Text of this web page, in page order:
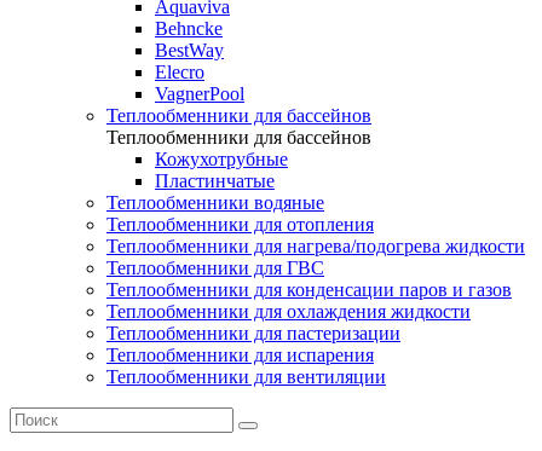
Aquaviva
Behncke
BestWay
Elecro
VagnerPool
Теплообменники для бассейнов
Теплообменники для бассейнов
Кожухотрубные
Пластинчатые
Теплообменники водяные
Теплообменники для отопления
Теплообменники для нагрева/подогрева жидкости
Теплообменники для ГВС
Теплообменники для конденсации паров и газов
Теплообменники для охлаждения жидкости
Теплообменники для пастеризации
Теплообменники для испарения
Теплообменники для вентиляции